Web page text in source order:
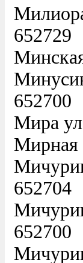
652729
652700
Мира
Мирная
652704
652700